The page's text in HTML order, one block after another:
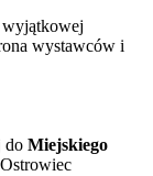
wyjątkowej
wystawców i
do Miejskiego